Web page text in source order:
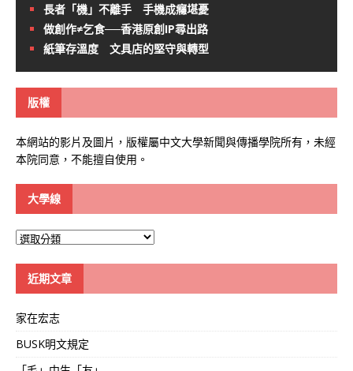
長者「機」不離手 手機成癮堪憂
做創作≠乞食──香港原創IP尋出路
紙筆存溫度 文具店的堅守與轉型
版權
本網站的影片及圖片，版權屬中文大學新聞與傳播學院所有，未經
本院同意，不能擅自使用。
大學線
大
近期文章
家在宏志
BUSK明文規定